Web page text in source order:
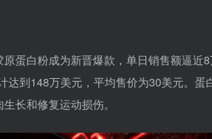
蛋白粉成为新晋爆款，单日销售额逼近
到148万美元，平均售价为30美元。蛋
长和修复运动损伤。